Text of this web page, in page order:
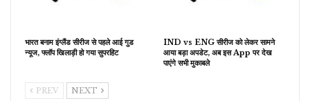
भारत बनाम इंग्लैंड सीरीज से पहले आई गुड
न्यूज, फ्लॉप खिलाड़ी हो गया सुपरहिट
IND vs ENG सीरीज को लेकर सामने
आया बड़ा अपडेट, अब इस App पर देख
पाएंगे सभी मुकाबले
PREV NEXT